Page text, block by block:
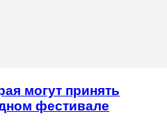
могут принять
фестивале